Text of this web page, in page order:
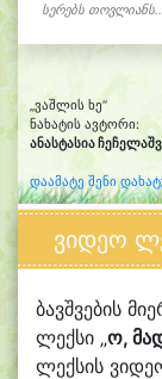
სერებს
„ვაშლის ხე“
ნახატის ავტორი:
ანასტასია
დაამატე შენი
ვიდეო
ბავშვების
ლექსი „ო,
ლექსის